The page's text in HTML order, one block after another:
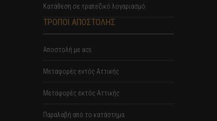
Κατάθεση σε τραπεζικό λογαριασμό
ΤΡΟΠΟΙ ΑΠΟΣΤΟΛΗΣ
Αποστολή με acs
Mεταφορές εντός Αττικής
Μεταφορές εκτός Αττικής
Παραλαβή από το κατάστημα